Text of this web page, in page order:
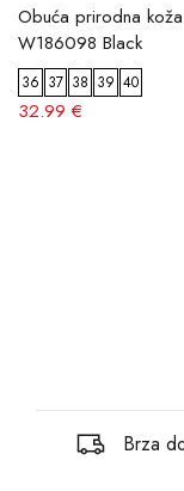
Obuća prirodna koža
W186098 Black
36 37 38 39 40
32.99 €
Brza